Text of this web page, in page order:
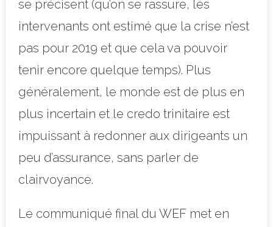
se précisent (qu’on se rassure, les
intervenants ont estimé que la crise n’est
pas pour 2019 et que cela va pouvoir
tenir encore quelque temps). Plus
généralement, le monde est de plus en
plus incertain et le credo trinitaire est
impuissant à redonner aux dirigeants un
peu d’assurance, sans parler de
clairvoyance.
Le communiqué final du WEF met en